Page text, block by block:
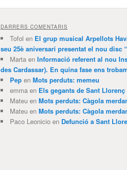
DARRERS COMENTARIS
Tofol en El grup musical Arpellots
seu 25è aniversari presentat el nou disc
Martaen Informació referent al nou
des Cardassar). En quina fase ens
Pepen Mots perduts: memeu
emmaen Els gegants de Sant Llorenç
Mateuen Mots perduts: Càgola
Mateuen Mots perduts: Càgola
Paco Leonicioen Defunció a Sant